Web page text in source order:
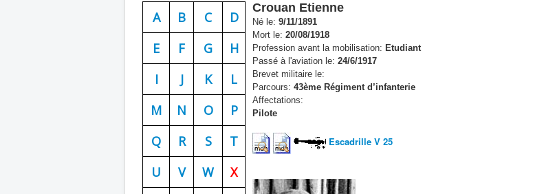
A B C
D
E
F G
H
I
J K
L
M
N O
P
Q
R S
T
U
V W
X
Crouan Etienne
Né le: 9/11/1891
Mort le: 20/08/1918
Profession avant la mobilisation: Etudiant
Passé à l'aviation le: 24/6/1917
Brevet militaire le:
Parcours: 43ème Régiment d’infanterie
Affectations:
Pilote
Escadrille V 25